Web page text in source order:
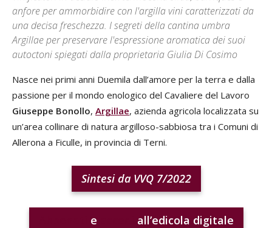
anfore per ammorbidire con l'argilla vini caratterizzati da
una decisa freschezza. I segreti della cantina umbra
Argillae per preservare l'espressione aromatica dei suoi
autoctoni spiegati dalla proprietaria Giulia Di Cosimo
Nasce nei primi anni Duemila dall’amore per la terra e dalla
passione per il mondo enologico del Cavaliere del Lavoro
Giuseppe Bonollo, Argillae, azienda agricola localizzata su
un’area collinare di natura argilloso-sabbiosa tra i Comuni di
Allerona a Ficulle, in provincia di Terni.
Sintesi da VVQ 7/2022
e all’edicola digitale